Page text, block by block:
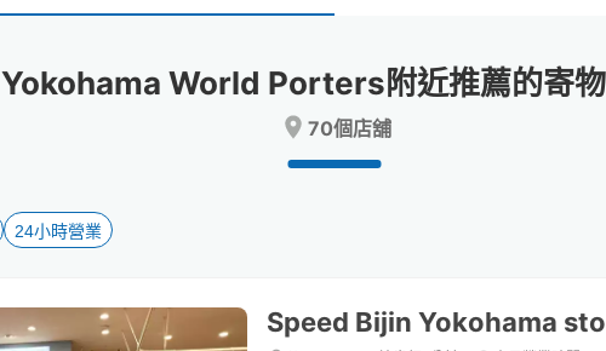
the
changing
the
changing
Yokohama World Porters附近推薦的寄
70個店舖
24小時營業
Speed ​​Bijin Yokohama